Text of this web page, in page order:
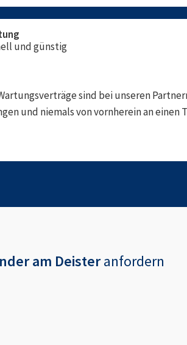
und günstig
sind bei unseren
und niemals von vornherein an
am Deister anfordern